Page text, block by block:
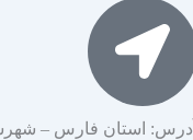
آدرس: استان فارس –